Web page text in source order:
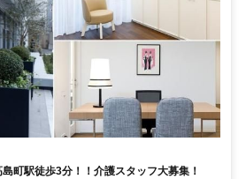
町駅徒歩3分！！介護スタッフ大募集！